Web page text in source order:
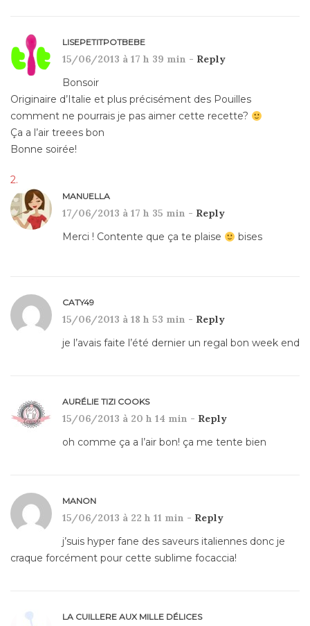
LISEPETITPOTBEBE
15/06/2013 à 17 h 39 min - Reply
Bonsoir
Originaire d’Italie et plus précisément des Pouilles
comment ne pourrais je pas aimer cette recette?
Ça a l’air treees bon
Bonne soirée!
MANUELLA
17/06/2013 à 17 h 35 min - Reply
Merci ! Contente que ça te plaise
bises
CATY49
15/06/2013 à 18 h 53 min - Reply
je l’avais faite l’été dernier un regal bon week end
AURÉLIE TIZI COOKS
15/06/2013 à 20 h 14 min - Reply
oh comme ça a l’air bon! ça me tente bien
MANON
15/06/2013 à 22 h 11 min - Reply
j’suis hyper fane des saveurs italiennes donc je
craque forcément pour cette sublime focaccia!
LA CUILLERE AUX MILLE DÉLICES